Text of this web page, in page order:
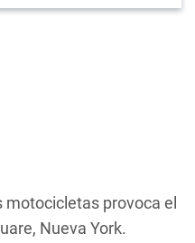
motocicletas provoca el
Nueva York.